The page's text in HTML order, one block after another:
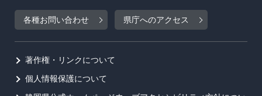
各種お問い合わせ 県庁へのアクセス
著作権・リンクについて
個人情報保護について